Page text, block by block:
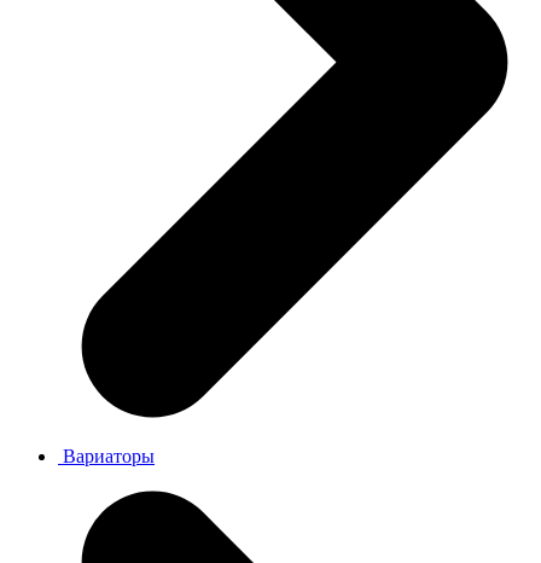
Вариаторы